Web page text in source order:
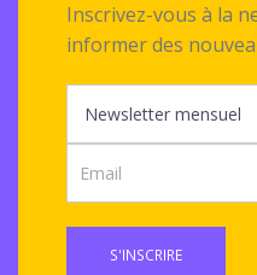
Inscrivez-vous à la
informer des
S'INSCRIRE